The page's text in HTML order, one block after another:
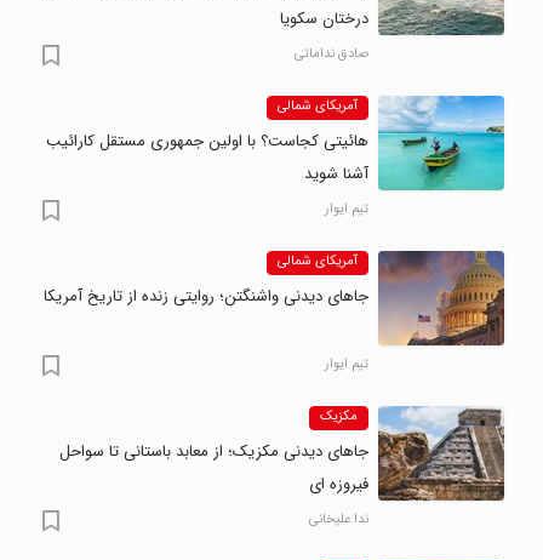
درختان سکویا
صادق نداماتی
آمریکای شمالی
هائیتی کجاست؟ با اولین جمهوری مستقل کارائیب
آشنا شوید
تیم ایوار
آمریکای شمالی
جاهای دیدنی واشنگتن؛ روایتی زنده از تاریخ آمریکا
تیم ایوار
مکزیک
جاهای دیدنی مکزیک؛ از معابد باستانی تا سواحل
فیروزه ای
ندا علیخانی